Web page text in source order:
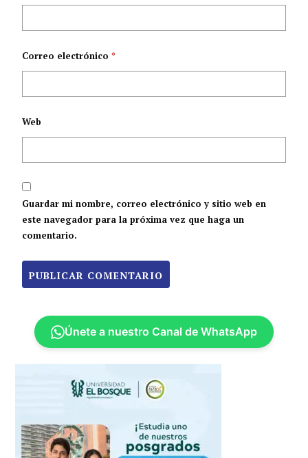
Correo electrónico*
Web
Guardar mi nombre, correo electrónico y sitio web en
este navegador para la próxima vez que haga un
comentario.
Únete a nuestro Canal de WhatsApp